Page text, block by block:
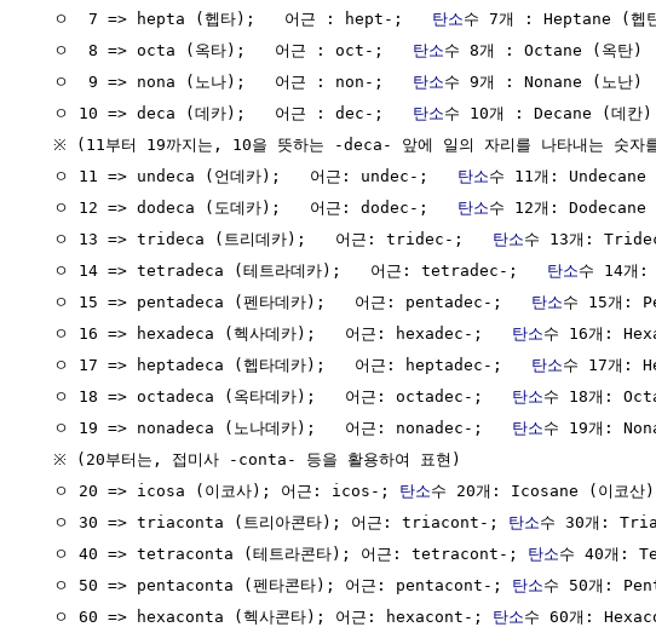
  ㅇ  7 => hepta (헵타);   어근 : hept-;
탄소수 7개 : Heptane (헵
  ㅇ  8 => octa (옥타);   어근 : oct-;
탄소수 8개 : Octane (옥탄)
  ㅇ  9 => nona (노나);   어근 : non-;
탄소수 9개 : Nonane (노난)
  ㅇ 10 => deca (데카);   어근 : dec-;
탄소수 10개 : Decane (데칸)
※ (11부터 19까지는, 10을 뜻하는 -deca- 앞에 일의 자리를 나타내는 숫자
  ㅇ 11 => undeca (언데카);   어근: undec-;
탄소수 11개: Undecane
  ㅇ 12 => dodeca (도데카);   어근: dodec-;
탄소수 12개: Dodecane
  ㅇ 13 => trideca (트리데카);   어근: tridec-;
탄소수 13개:
  ㅇ 14 => tetradeca (테트라데카);   어근: tetradec-;
탄소수 14개:
  ㅇ 15 => pentadeca (펜타데카);   어근: pentadec-;
탄소수 15개:
  ㅇ 16 => hexadeca (헥사데카);   어근: hexadec-;
탄소수 16개:
  ㅇ 17 => heptadeca (헵타데카);   어근: heptadec-;
탄소수 17개:
  ㅇ 18 => octadeca (옥타데카);   어근: octadec-;
탄소수 18개:
  ㅇ 19 => nonadeca (노나데카);   어근: nonadec-;
탄소수 19개:
  ※ (20부터는, 접미사 -conta- 등을 활용하여 표현)
  ㅇ 20 => icosa (이코사); 어근: icos-;
탄소수 20개: Icosane (이코산)
  ㅇ 30 => triaconta (트리아콘타); 어근: triacont-;
탄소수 30개:
  ㅇ 40 => tetraconta (테트라콘타); 어근: tetracont-;
탄소수 40개:
  ㅇ 50 => pentaconta (펜타콘타); 어근: pentacont-;
탄소수 50개:
  ㅇ 60 => hexaconta (헥사콘타); 어근: hexacont-;
탄소수 60개: